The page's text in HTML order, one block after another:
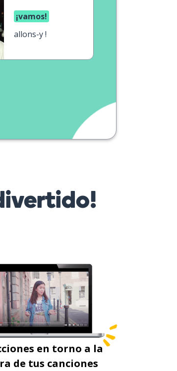
¡vamos!
allons-y !
en torno a la
de tus canciones